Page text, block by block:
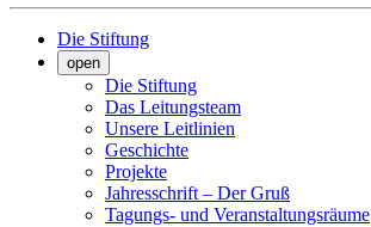
Die Stiftung
open
Die Stiftung
Das Leitungsteam
Unsere Leitlinien
Geschichte
Projekte
Jahresschrift – Der Gruß
Tagungs- und Veranstaltungsräume